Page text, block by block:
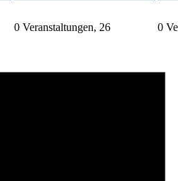
0 Veranstaltungen, 26 0